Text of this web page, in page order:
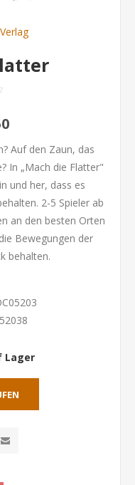
Auf den Zaun, das
In „Mach die Flatter"
und her, dass es
2-5 Spieler ab
an den besten Orten
Bewegungen der
behalten.
Lager